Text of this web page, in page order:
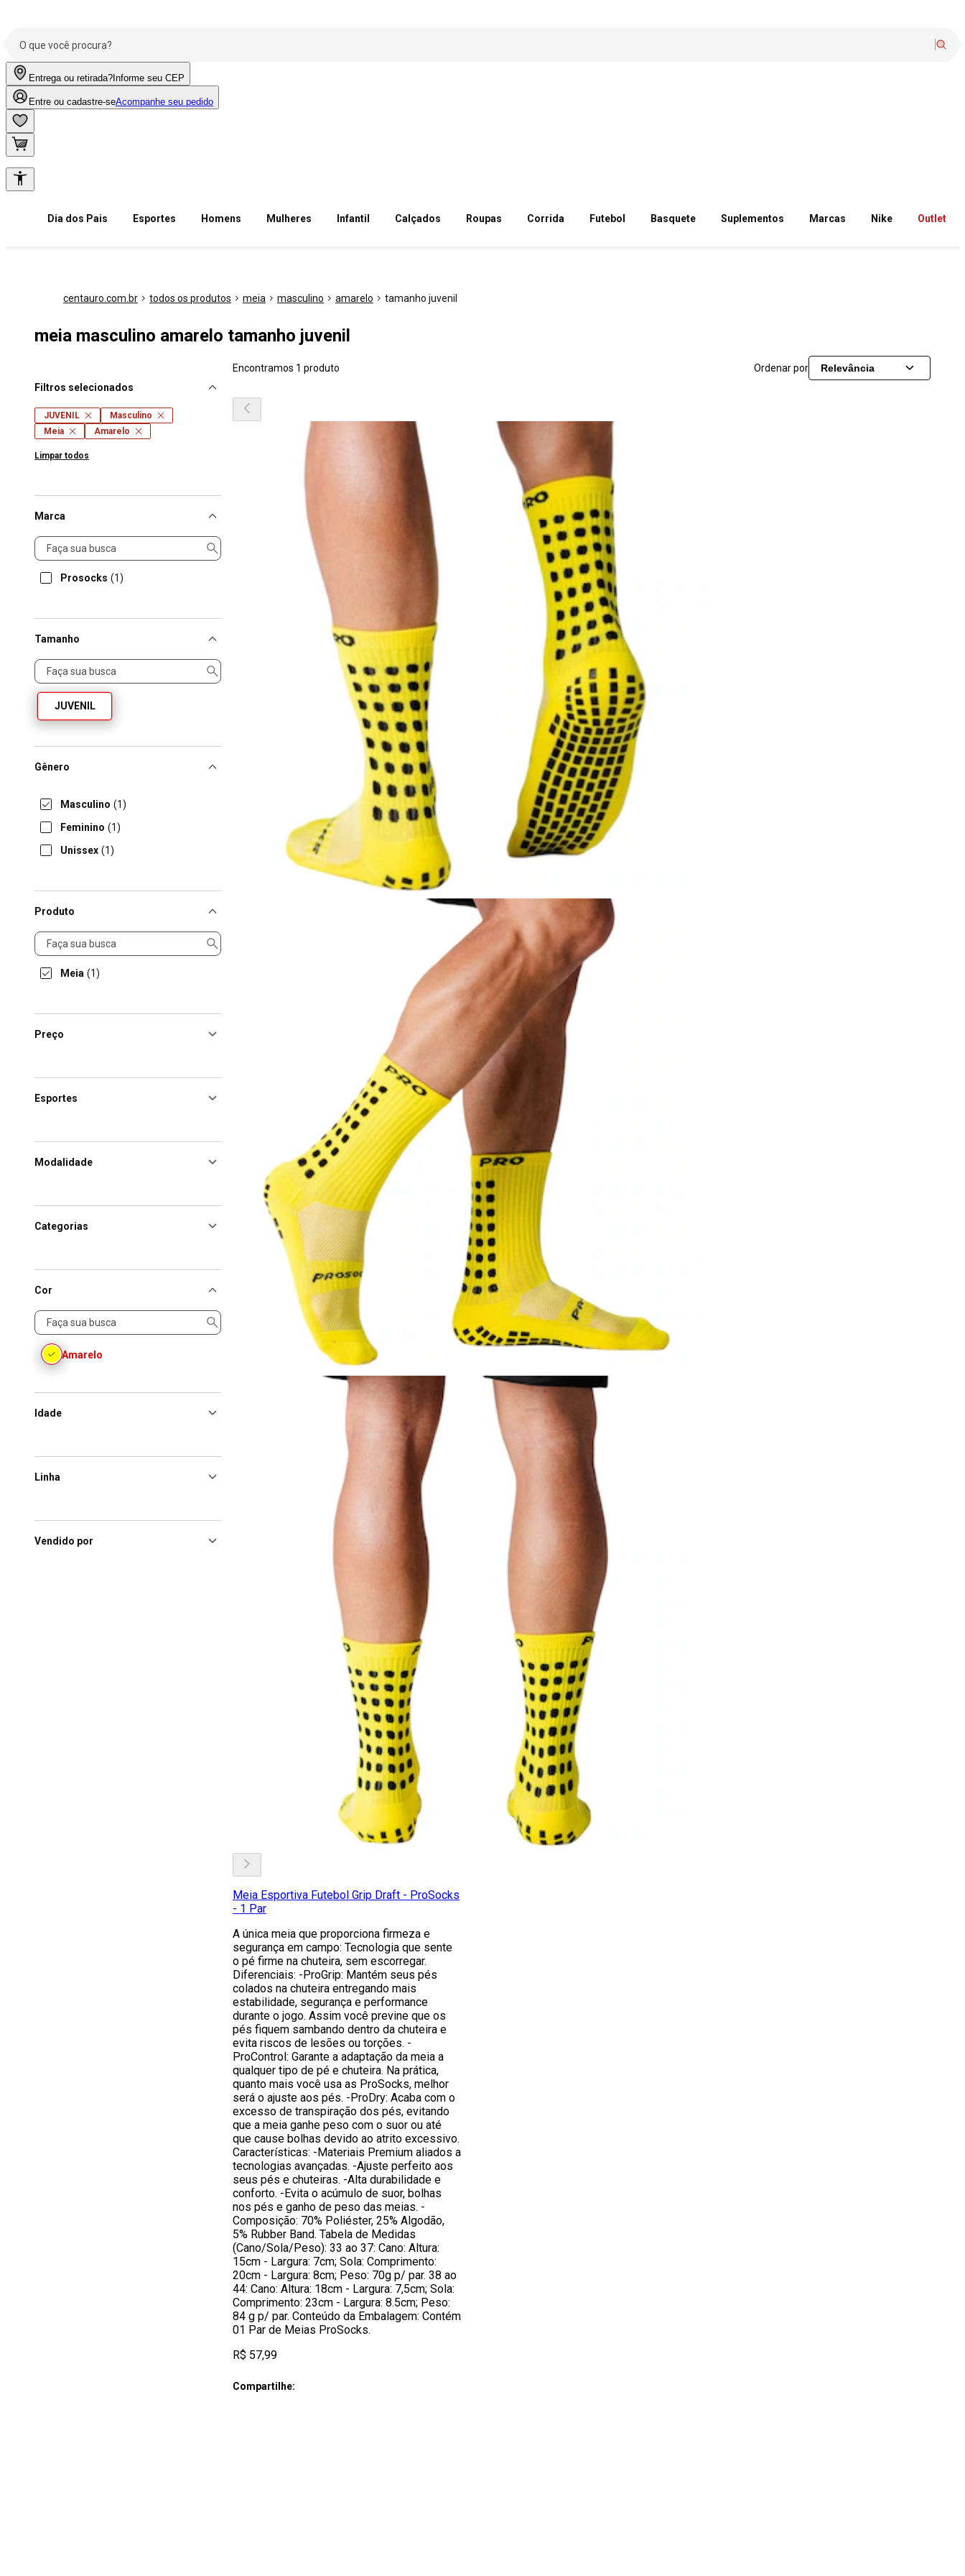
Entrega ou retirada? Informe seu CEP
Entre ou cadastre-seAcompanhe seu pedido
Dia dos Pais Esportes Homens Mulheres Infantil Calçados Roupas Corrida Futebol Basquete Suplementos Marcas Nike Outlet
centauro.com.br todos os produtos meia masculino amarelo tamanho juvenil
meia masculino amarelo tamanho juvenil
Filtros selecionados
JUVENIL
Masculino
Meia
Amarelo
Limpar todos
Marca
Marca
Prosocks (1)
Tamanho
Tamanho
JUVENIL
Gênero
Masculino (1)
Feminino (1)
Unissex (1)
Produto
Produto
Meia (1)
Preço
Esportes
Modalidade
Categorias
Cor
Cor
Amarelo
Idade
Linha
Vendido por
Encontramos 1 produto Ordenar por Relevância
Meia Esportiva Futebol Grip Draft - ProSocks
- 1 Par
A única meia que proporciona firmeza e
segurança em campo: Tecnologia que sente
o pé firme na chuteira, sem escorregar.
Diferenciais: -ProGrip: Mantém seus pés
colados na chuteira entregando mais
estabilidade, segurança e performance
durante o jogo. Assim você previne que os
pés fiquem sambando dentro da chuteira e
evita riscos de lesões ou torções. -
ProControl: Garante a adaptação da meia a
qualquer tipo de pé e chuteira. Na prática,
quanto mais você usa as ProSocks, melhor
será o ajuste aos pés. -ProDry: Acaba com o
excesso de transpiração dos pés, evitando
que a meia ganhe peso com o suor ou até
que cause bolhas devido ao atrito excessivo.
Características: -Materiais Premium aliados a
tecnologias avançadas. -Ajuste perfeito aos
seus pés e chuteiras. -Alta durabilidade e
conforto. -Evita o acúmulo de suor, bolhas
nos pés e ganho de peso das meias. -
Composição: 70% Poliéster, 25% Algodão,
5% Rubber Band. Tabela de Medidas
(Cano/Sola/Peso): 33 ao 37: Cano: Altura:
15cm - Largura: 7cm; Sola: Comprimento:
20cm - Largura: 8cm; Peso: 70g p/ par. 38 ao
44: Cano: Altura: 18cm - Largura: 7,5cm; Sola:
Comprimento: 23cm - Largura: 8.5cm; Peso:
84 g p/ par. Conteúdo da Embalagem: Contém
01 Par de Meias ProSocks.
R$ 57,99
Compartilhe: